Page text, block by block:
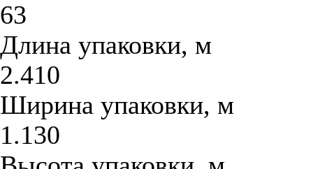
63
Длина упаковки, м
2.410
Ширина упаковки, м
1.130